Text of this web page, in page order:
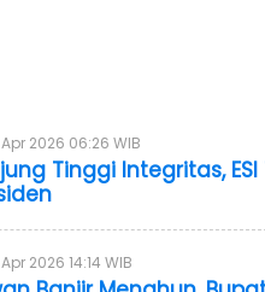
2026 06:26 WIB
Tinggi Integritas,
2026 14:14 WIB